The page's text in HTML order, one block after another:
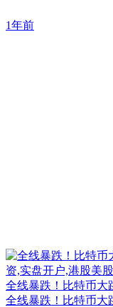
1年前
全线暴跌！比特币大
全线暴跌！比特币大